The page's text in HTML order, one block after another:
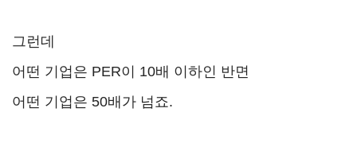
그런데
어떤 기업은 PER이 10배 이하인 반면
어떤 기업은 50배가 넘죠.